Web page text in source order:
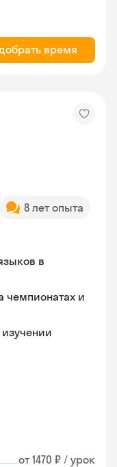
время
8 лет опыта
в
чемпионатах и
от 1470 ₽ / урок